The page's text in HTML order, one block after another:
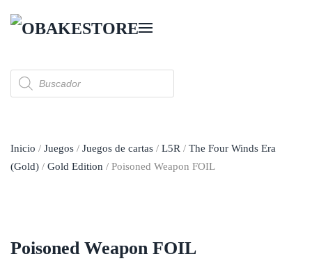
Búsqueda
de
productos
Inicio / Juegos / Juegos de cartas / L5R / The Four Winds Era
(Gold) / Gold Edition / Poisoned Weapon FOIL
Poisoned Weapon FOIL